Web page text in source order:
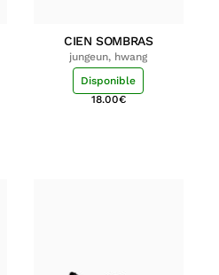
CIEN SOMBRAS
jungeun, hwang
Disponible
18.00€